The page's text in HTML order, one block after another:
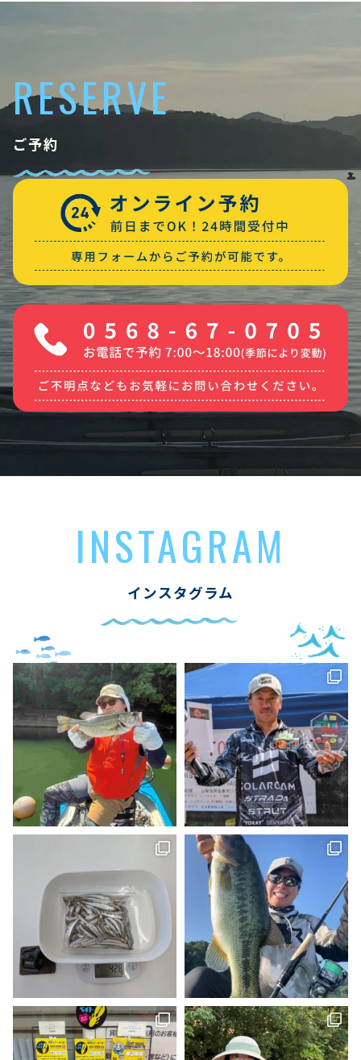
RESERVE
ご予約
INSTAGRAM
インスタグラム